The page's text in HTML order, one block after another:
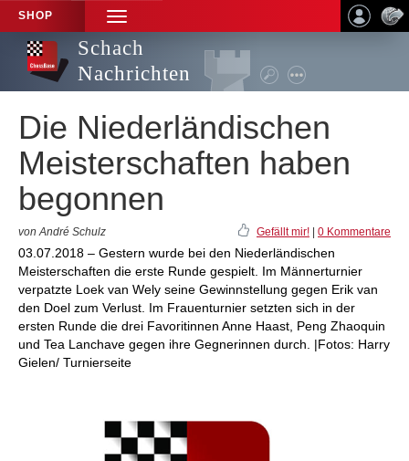
SHOP
TOGGLE
NAVIGATION
Schach
Nachrichten
Die Niederländischen
Meisterschaften haben
begonnen
von André Schulz Gefällt mir! 0 Kommentare
03.07.2018 – Gestern wurde bei den Niederländischen
Meisterschaften die erste Runde gespielt. Im Männerturnier
verpatzte Loek van Wely seine Gewinnstellung gegen Erik van
den Doel zum Verlust. Im Frauenturnier setzten sich in der
ersten Runde die drei Favoritinnen Anne Haast, Peng Zhaoquin
und Tea Lanchave gegen ihre Gegnerinnen durch. |Fotos: Harry
Gielen/ Turnierseite